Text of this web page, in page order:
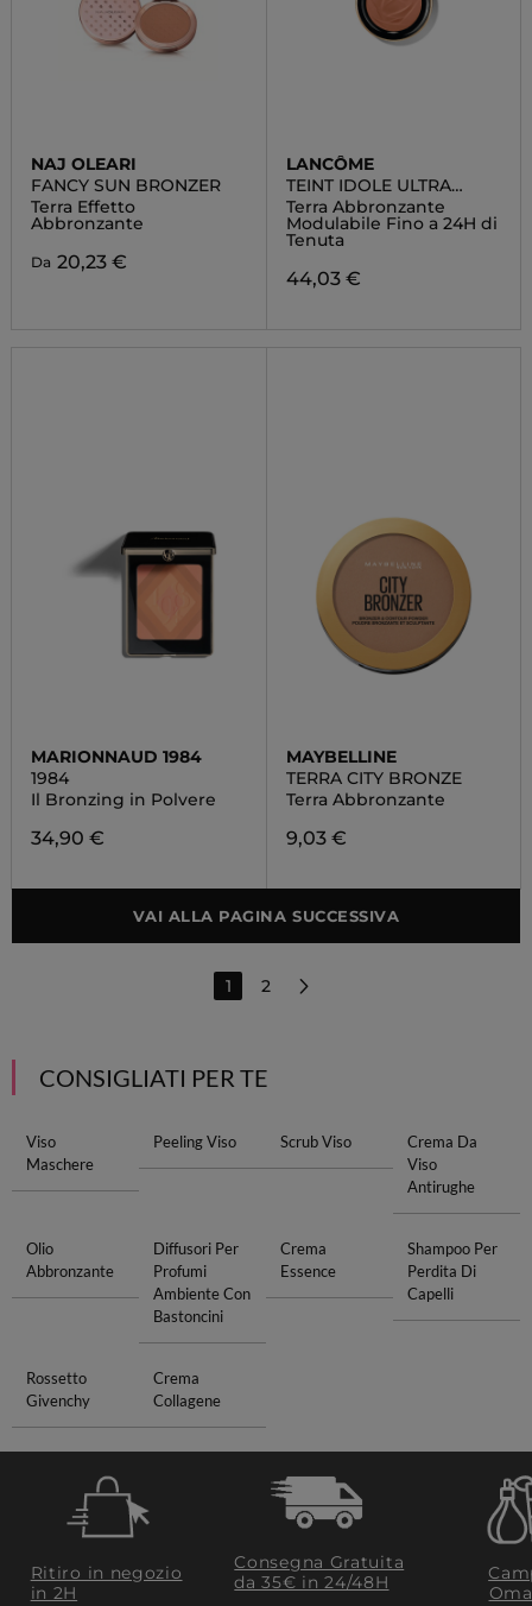
NAJ OLEARI
FANCY SUN BRONZER
Terra Effetto
Abbronzante
Da 20,23 €
LANCÔME
TEINT IDOLE ULTRA
WEAR
Terra Abbronzante
Modulabile Fino a 24H di
Tenuta
44,03 €
MARIONNAUD 1984
1984
Il Bronzing in Polvere
34,90 €
MAYBELLINE
TERRA CITY BRONZE
Terra Abbronzante
9,03 €
VAI ALLA PAGINA SUCCESSIVA
1 2
CONSIGLIATI PER TE
Viso
Maschere
Peeling Viso Scrub Viso
Crema Da
Viso
Antirughe
Olio
Abbronzante
Diffusori Per
Profumi
Ambiente Con
Bastoncini
Crema
Essence
Shampoo Per
Perdita Di
Capelli
Rossetto
Givenchy
Crema
Collagene
Ritiro in negozio
in 2H
Consegna Gratuita
da 35€​ in 24/48H